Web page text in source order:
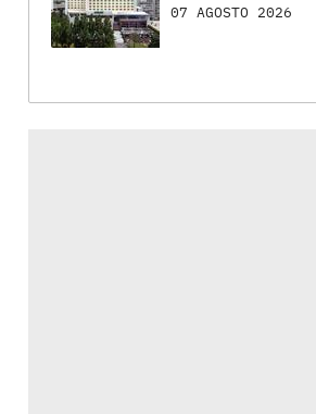
07 AGOSTO 2026